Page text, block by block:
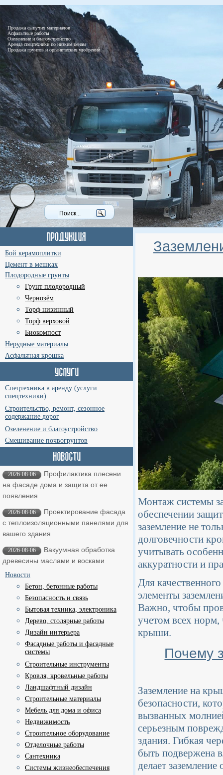
Продажа сыпучих материалов
Асфальтные работы
Озеленение и благоустройство
Аренда спецтехники по низким ценам
Продажа грунтов и органических удобрений
Бой керамоплитки
Цемент в мешках
Плодородные грунты
Грунт плодородный
Чернозём
Торф низинный
Торф верховой
Биокомпост
Нерудные материалы
Асфальтная крошка
Спецтехника в аренду (услуги
спецтехники)
Строительство, ремонт, сезонное
содержание дорог
Озеленение и благоустройство
Смешивание почвогрунтов
2026-08-06
Профилактика плесени
на фасаде дома и защита от ее
появления
2026-08-06
Проектирование фасада
с теплоизоляционными панелями для
вашего здания
2026-08-06
Вакуумная обработка
древесины маслами и восками
Новости
Бетон, бетонные работы
Безопасность и связь
Бытовая техника, электроника
Дерево, столярные работы
Дизайн интерьера
Фасадные работы и фасадные
системы
Строительные инструменты
Кровля, кровельные работы
Ландшафтный дизайн
Строительные материалы
Мебель для дома и офиса
Недвижимость
Строительное оборудование
Отделочные работы
Сантехника
Системы жизнеобеспечения
Монтаж системы
обеспечении
заземление не
долговечности
учитывать
аккуратности и
Для
элементы
Важно, чтобы
учетом всех норм,
крыши.
Почему
Заземление на
безопасности,
вызванных
серьезным
здания. Гибкая
быть подвержена
делает